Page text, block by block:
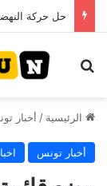
بحث عن
الرئيسية / أخبار
أخبار تونس